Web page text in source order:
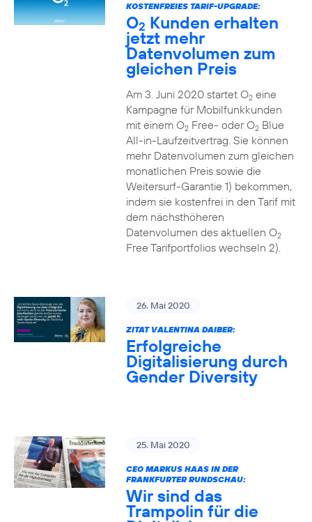
KOSTENFREIES TARIF-UPGRADE:
O2 Kunden erhalten
jetzt mehr
Datenvolumen zum
gleichen Preis
Am 3. Juni 2020 startet O2eine
Kampagne für Mobilfunkkunden
mit einem O2Free- oder O2Blue
All-in-Laufzeitvertrag. Sie können
mehr Datenvolumen zum gleichen
monatlichen Preis sowie die
Weitersurf-Garantie 1) bekommen,
indem sie kostenfrei in den Tarif mit
dem nächsthöheren
Datenvolumen des aktuellen O2
Free Tarifportfolios wechseln 2).
26. Mai 2020
ZITAT VALENTINA DAIBER:
Erfolgreiche
Digitalisierung durch
Gender Diversity
25. Mai 2020
CEO MARKUS HAAS IN DER
FRANKFURTER RUNDSCHAU:
Wir sind das
Trampolin für die